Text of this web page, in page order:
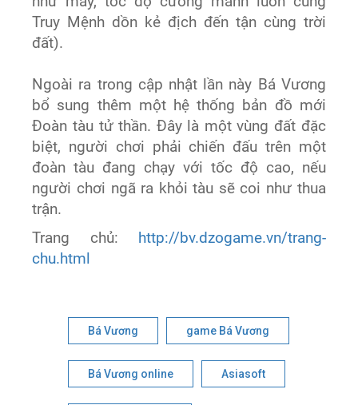
Truy Mệnh dồn kẻ địch đến tận cùng trời
đất).
Ngoài ra trong cập nhật lần này Bá Vương
bổ sung thêm một hệ thống bản đồ mới
Đoàn tàu tử thần. Đây là một vùng đất đặc
biệt, người chơi phải chiến đấu trên một
đoàn tàu đang chạy với tốc độ cao, nếu
người chơi ngã ra khỏi tàu sẽ coi như thua
trận.
Trang chủ: http://bv.dzogame.vn/trang-
chu.html
Bá Vương game Bá Vương
Bá Vương online Asiasoft